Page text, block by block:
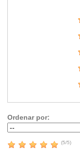
Ordenar por:
(5/5)